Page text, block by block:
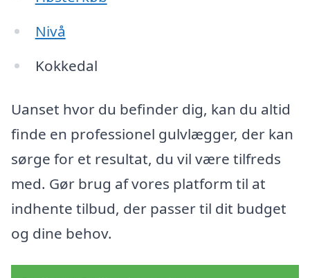
Nivå
Kokkedal
Uanset hvor du befinder dig, kan du altid
finde en professionel gulvlægger, der kan
sørge for et resultat, du vil være tilfreds
med. Gør brug af vores platform til at
indhente tilbud, der passer til dit budget
og dine behov.